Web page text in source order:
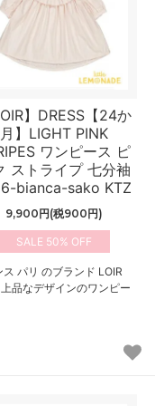
】DRESS【24か
月】LIGHT PINK
ワンピース ピ
ストライプ 七分袖
bianca-sako KTZ
9,900円(税900円)
50%
ス パリ のブランド LOIR
品なデザインのワンピー